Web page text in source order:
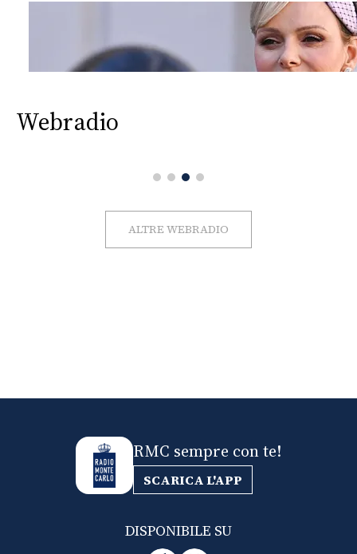
Webradio
ALTRE WEBRADIO
RMC sempre con te!
SCARICA L'APP
DISPONIBILE SU